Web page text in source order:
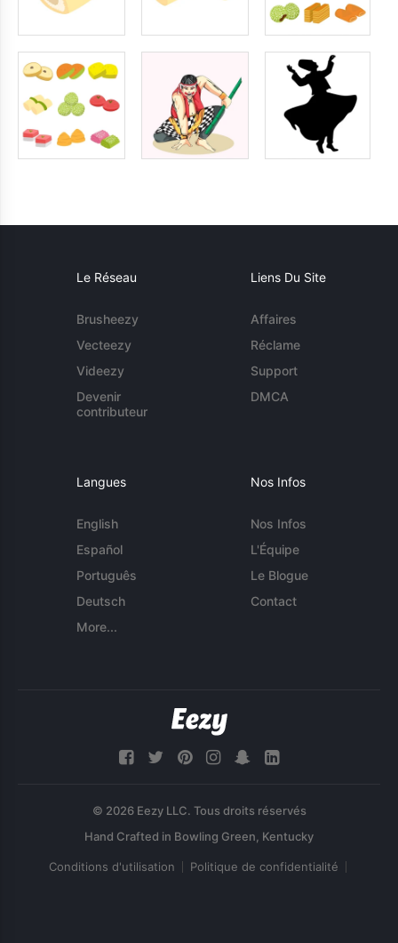
Le Réseau
Brusheezy
Vecteezy
Videezy
Devenir
contributeur
Liens Du Site
Affaires
Réclame
Support
DMCA
Langues
English
Español
Português
Deutsch
More...
Nos Infos
Nos Infos
L'Équipe
Le Blogue
Contact
© 2026 Eezy LLC. Tous droits réservés
Conditions d'utilisation Politique de confidentialité